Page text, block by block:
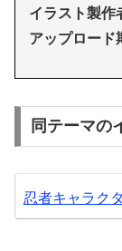
イラスト製作
アップロード
同テーマの
忍者キャラク